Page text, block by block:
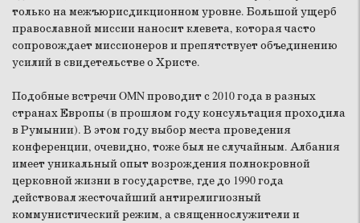
только на межъюрисдикционном уровне. Большой ущерб
православной миссии наносит клевета, которая часто
сопровождает миссионеров и препятствует объединению
усилий в свидетельстве о Христе.
Подобные встречи OMN проводит с 2010 года в разных
странах Европы (в прошлом году консультация проходила
в Румынии). В этом году выбор места проведения
конференции, очевидно, тоже был не случайным. Албания
имеет уникальный опыт возрождения полнокровной
церковной жизни в государстве, где до 1990 года
действовал жесточайший антирелигиозный
коммунистический режим, а священнослужители и